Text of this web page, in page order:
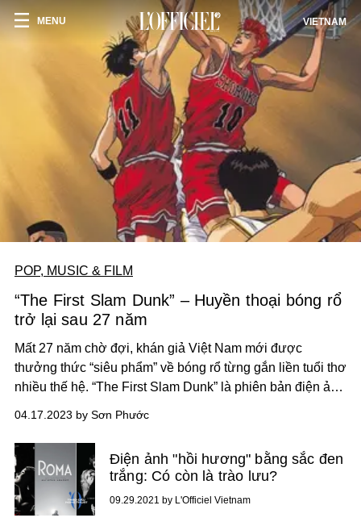
MENU VIETNAM
POP, MUSIC & FILM
“The First Slam Dunk” – Huyền thoại bóng rổ
trở lại sau 27 năm
Mất 27 năm chờ đợi, khán giả Việt Nam mới được
thưởng thức “siêu phẩm” về bóng rổ từng gắn liền tuổi thơ
nhiều thế hệ. “The First Slam Dunk” là phiên bản điện ảnh
những ai yêu mến bộ manga kinh điển, bởi đứng ra thực
hiện nó không ai khác ngoài cha đẻ nguyên tác Takehiko
Inoue.
04.17.2023 by Sơn Phước
Điện ảnh "hồi hương" bằng sắc đen
trắng: Có còn là trào lưu?
09.29.2021 by L'Officiel Vietnam